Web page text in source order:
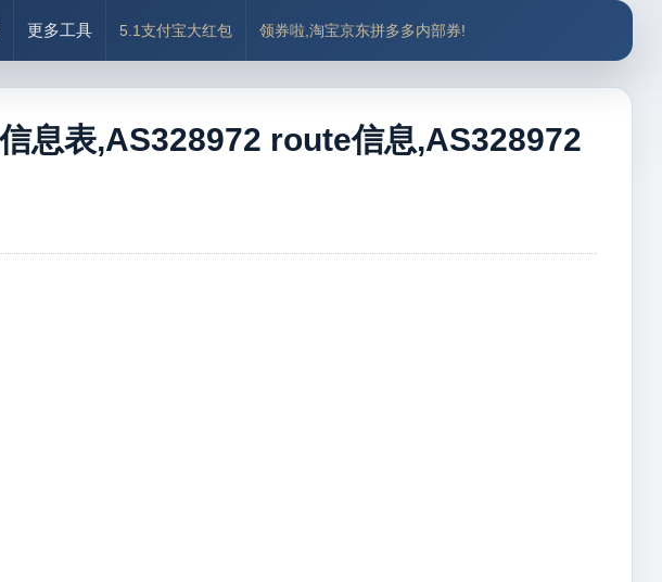
更多工具 5.1支付宝大红包 领券啦,淘宝京东拼多多内部券!
息表,AS328972 route信息,AS328972